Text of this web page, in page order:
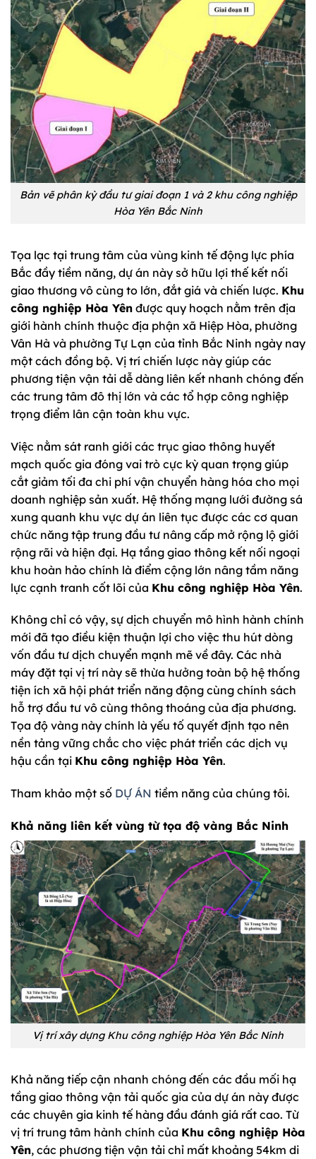
Bản vẽ phân kỳ đầu tư giai đoạn 1 và 2 khu công nghiệp
Hòa Yên Bắc Ninh
Tọa lạc tại trung tâm của vùng kinh tế động lực phía
Bắc đầy tiềm năng, dự án này sở hữu lợi thế kết nối
giao thương vô cùng to lớn, đắt giá và chiến lược. Khu
công nghiệp Hòa Yên được quy hoạch nằm trên địa
giới hành chính thuộc địa phận xã Hiệp Hòa, phường
Vân Hà và phường Tự Lạn của tỉnh Bắc Ninh ngày nay
một cách đồng bộ. Vị trí chiến lược này giúp các
phương tiện vận tải dễ dàng liên kết nhanh chóng đến
các trung tâm đô thị lớn và các tổ hợp công nghiệp
trọng điểm lân cận toàn khu vực.
Việc nằm sát ranh giới các trục giao thông huyết
mạch quốc gia đóng vai trò cực kỳ quan trọng giúp
cắt giảm tối đa chi phí vận chuyển hàng hóa cho mọi
doanh nghiệp sản xuất. Hệ thống mạng lưới đường sá
xung quanh khu vực dự án liên tục được các cơ quan
chức năng tập trung đầu tư nâng cấp mở rộng lộ giới
rộng rãi và hiện đại. Hạ tầng giao thông kết nối ngoại
khu hoàn hảo chính là điểm cộng lớn nâng tầm năng
lực cạnh tranh cốt lõi của Khu công nghiệp Hòa Yên.
Không chỉ có vậy, sự dịch chuyển mô hình hành chính
mới đã tạo điều kiện thuận lợi cho việc thu hút dòng
vốn đầu tư dịch chuyển mạnh mẽ về đây. Các nhà
máy đặt tại vị trí này sẽ thừa hưởng toàn bộ hệ thống
tiện ích xã hội phát triển năng động cùng chính sách
hỗ trợ đầu tư vô cùng thông thoáng của địa phương.
Tọa độ vàng này chính là yếu tố quyết định tạo nên
nền tảng vững chắc cho việc phát triển các dịch vụ
hậu cần tại Khu công nghiệp Hòa Yên.
Tham khảo một số DỰ ÁN tiềm năng của chúng tôi.
Khả năng liên kết vùng từ tọa độ vàng Bắc Ninh
Vị trí xây dựng Khu công nghiệp Hòa Yên Bắc Ninh
Khả năng tiếp cận nhanh chóng đến các đầu mối hạ
tầng giao thông vận tải quốc gia của dự án này được
các chuyên gia kinh tế hàng đầu đánh giá rất cao. Từ
vị trí trung tâm hành chính của Khu công nghiệp Hòa
Yên, các phương tiện vận tải chỉ mất khoảng 54km di